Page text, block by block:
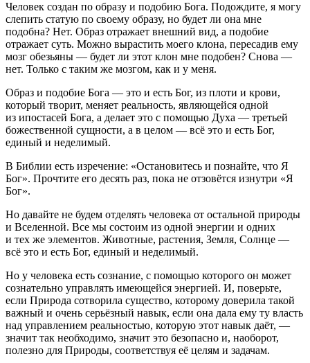
Человек создан по образу и подобию Бога. Подождите, я могу
слепить статую по своему образу, но будет ли она мне
подобна? Нет. Образ отражает внешний вид, а подобие
отражает суть. Можно вырастить моего клона, пересадив ему
мозг обезьяны — будет ли этот клон мне подобен? Снова —
нет. Только с таким же мозгом, как и у меня.
Образ и подобие Бога — это и есть Бог, из плоти и крови,
который творит, меняет реальность, являющейся одной
из ипостасей Бога, а делает это с помощью Духа — третьей
божественной сущности, а в целом — всё это и есть Бог,
единый и неделимый.
В Библии есть изречение: «Остановитесь и познайте, что Я
Бог». Прочтите его десять раз, пока не отзовётся изнутри «Я
Бог».
Но давайте не будем отделять человека от остальной природы
и Вселенной. Все мы состоим из одной энергии и одних
и тех же элементов. Животные, растения, Земля, Солнце —
всё это и есть Бог, единый и неделимый.
Но у человека есть сознание, с помощью которого он может
сознательно управлять имеющейся энергией. И, поверьте,
если Природа сотворила существо, которому доверила такой
важный и очень серьёзный навык, если она дала ему ту власть
над управлением реальностью, которую этот навык даёт, —
значит так необходимо, значит это безопасно и, наоборот,
полезно для Природы, соответствуя её целям и задачам.